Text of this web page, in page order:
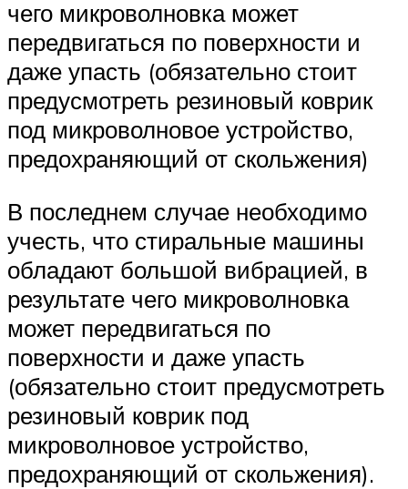
чего микроволновка может
передвигаться по поверхности и
даже упасть (обязательно стоит
предусмотреть резиновый коврик
под микроволновое устройство,
предохраняющий от скольжения)
В последнем случае необходимо
учесть, что стиральные машины
обладают большой вибрацией, в
результате чего микроволновка
может передвигаться по
поверхности и даже упасть
(обязательно стоит предусмотреть
резиновый коврик под
микроволновое устройство,
предохраняющий от скольжения).